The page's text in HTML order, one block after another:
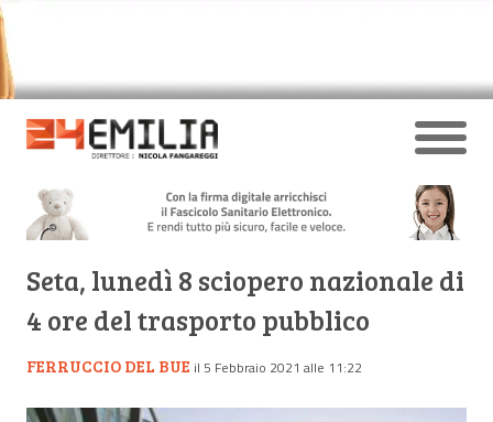
Seta, lunedì 8 sciopero nazionale di
4 ore del trasporto pubblico
FERRUCCIO DEL BUE il 5 Febbraio 2021 alle 11:22